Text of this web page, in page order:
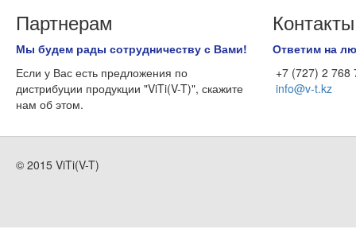
Партнерам
Мы будем рады сотрудничеству с Вами!
Если у Вас есть предложения по
дистрибуции продукции "ViTi(V-T)", скажите
нам об этом.
Контакты
Ответим на
+7 (727) 2 768
info@v-t.kz
© 2015 ViTi(V-T)